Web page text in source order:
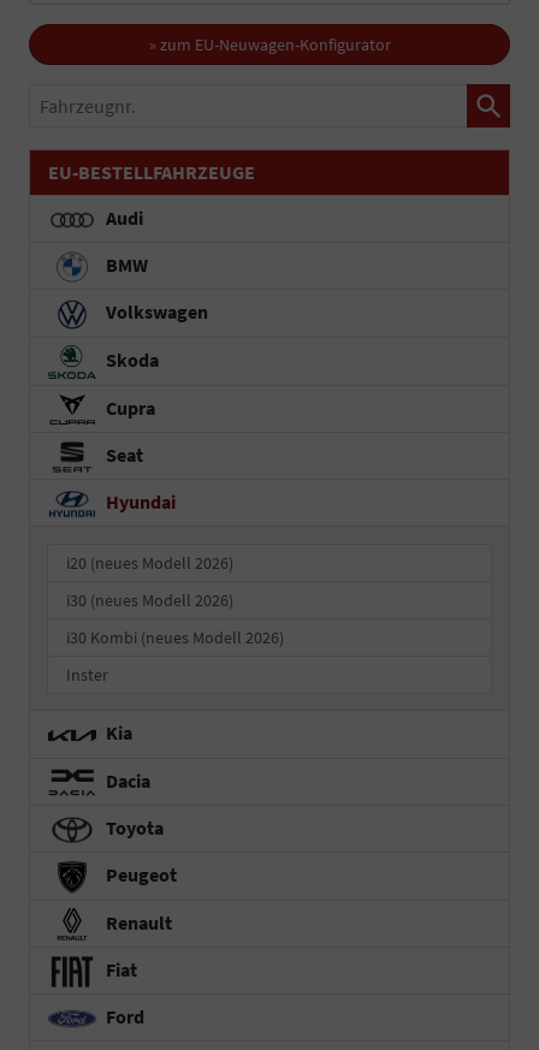
» zum EU-Neuwagen-Konfigurator
Fahrzeugnr.
EU-BESTELLFAHRZEUGE
Audi
BMW
Volkswagen
Skoda
Cupra
Seat
Hyundai
i20 (neues Modell 2026)
i30 (neues Modell 2026)
i30 Kombi (neues Modell 2026)
Inster
Kia
Dacia
Toyota
Peugeot
Renault
Fiat
Ford